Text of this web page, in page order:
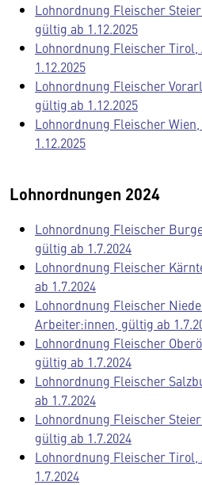
Lohnordnung Fleischer
gültig ab 1.12.2025
Lohnordnung Fleischer
1.12.2025
Lohnordnung Fleischer
gültig ab 1.12.2025
Lohnordnung Fleischer
1.12.2025
Lohnordnungen 2024
Lohnordnung Fleischer
gültig ab 1.7.2024
Lohnordnung Fleischer
ab 1.7.2024
Lohnordnung Fleischer
Arbeiter:innen, gültig ab
Lohnordnung Fleischer
gültig ab 1.7.2024
Lohnordnung Fleischer
ab 1.7.2024
Lohnordnung Fleischer
gültig ab 1.7.2024
Lohnordnung Fleischer
1.7.2024